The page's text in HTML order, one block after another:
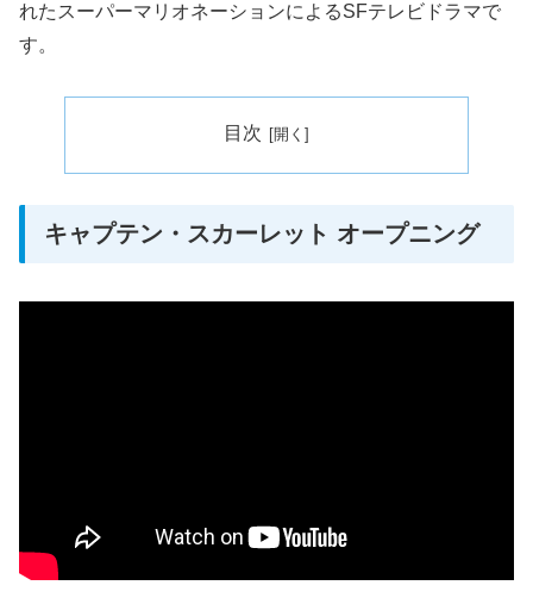
れたスーパーマリオネーションによるSFテレビドラマで
す。
目次
キャプテン・スカーレット オープニング